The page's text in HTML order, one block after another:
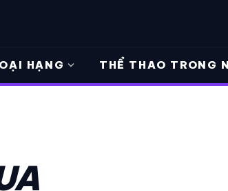
HẠNG expand_more THỂ THAO TRONG